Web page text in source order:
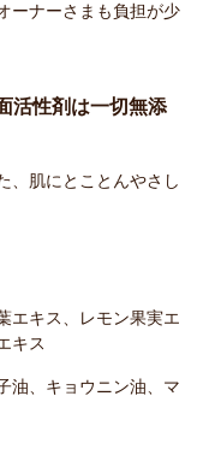
ーナーさまも負担が少
活性剤は一切無添
、肌にとことんやさし
エキス、レモン果実エ
キス
油、キョウニン油、マ